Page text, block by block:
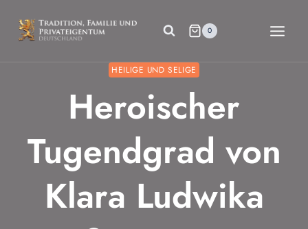
Inhalt
springen
0
HEILIGE UND SELIGE
Heroischer
Tugendgrad von
Klara Ludwika